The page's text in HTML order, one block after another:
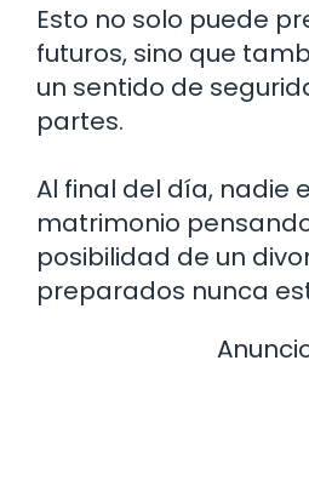
Esto no solo puede
futuros, sino que
un sentido de
partes.
Al final del día, nadie
matrimonio
posibilidad de un
preparados nunca